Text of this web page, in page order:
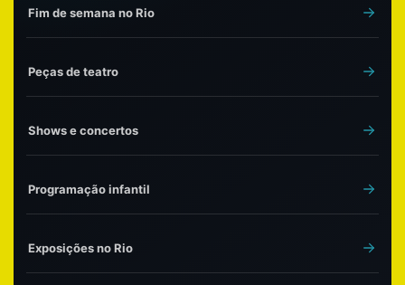
Fim de semana no Rio
Peças de teatro
Shows e concertos
Programação infantil
Exposições no Rio